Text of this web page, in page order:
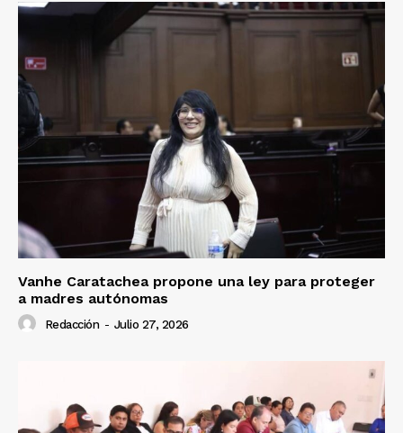
Vanhe Caratachea propone una ley para proteger
a madres autónomas
Redacción - Julio 27, 2026